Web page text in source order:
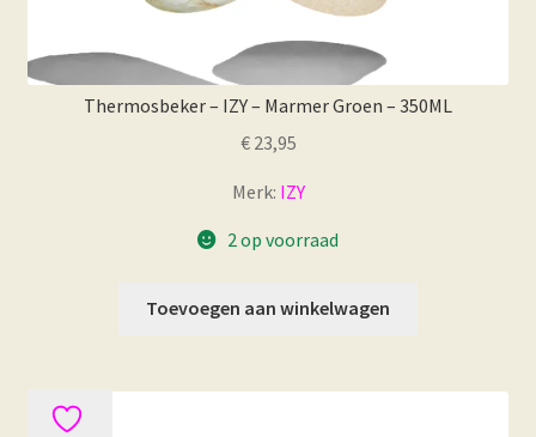
Thermosbeker – IZY – Marmer Groen – 350ML
€23,95
Merk: IZY
2 op voorraad
Toevoegen aan winkelwagen